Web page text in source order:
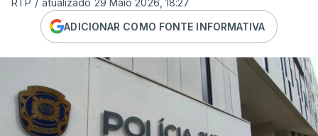
RTP / atualizado 29 Maio 2026, 18:27
ADICIONAR COMO FONTE INFORMATIVA